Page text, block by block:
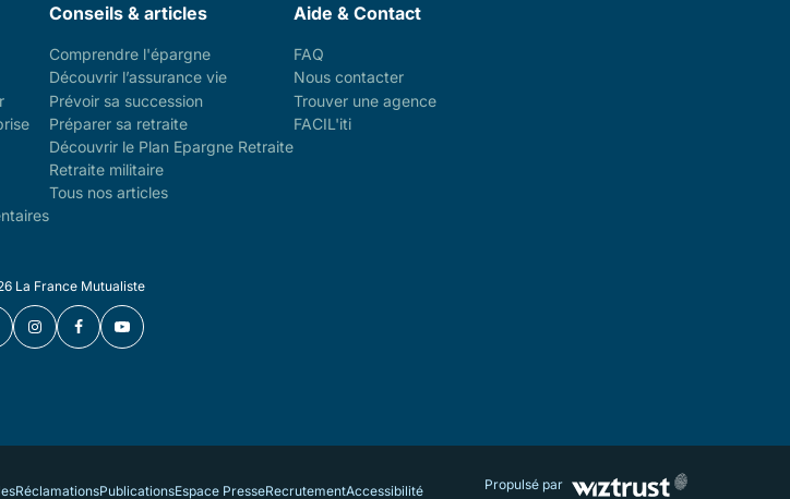
Conseils & articles
Comprendre l'épargne
Découvrir l’assurance vie
Prévoir sa succession
Préparer sa retraite
Découvrir le Plan Epargne Retraite
Retraite militaire
Tous nos articles
Aide & Contact
FAQ
Nous contacter
Trouver une agence
FACIL'iti
La France Mutualiste
RéclamationsPublicationsEspace PresseRecrutementAccessibilité Propulsé par